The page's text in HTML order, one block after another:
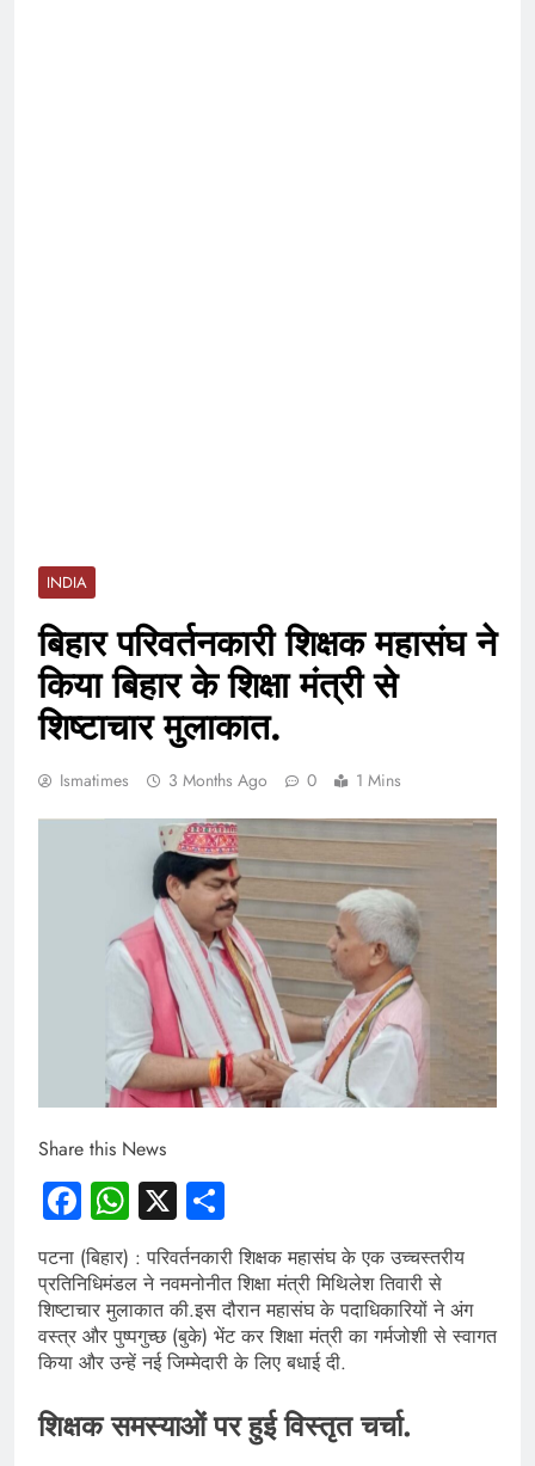
INDIA
बिहार परिवर्तनकारी शिक्षक महासंघ ने
किया बिहार के शिक्षा मंत्री से
शिष्टाचार मुलाकात.
Ismatimes 3 Months Ago 0 1 Mins
Share this News
Facebook
WhatsApp
X
​पटना (बिहार) : परिवर्तनकारी शिक्षक महासंघ के एक उच्चस्तरीय
प्रतिनिधिमंडल ने नवमनोनीत शिक्षा मंत्री मिथिलेश तिवारी से
शिष्टाचार मुलाकात की.इस दौरान महासंघ के पदाधिकारियों ने अंग
वस्त्र और पुष्पगुच्छ (बुके) भेंट कर शिक्षा मंत्री का गर्मजोशी से स्वागत
किया और उन्हें नई जिम्मेदारी के लिए बधाई दी.
शिक्षक समस्याओं पर हुई विस्तृत चर्चा.